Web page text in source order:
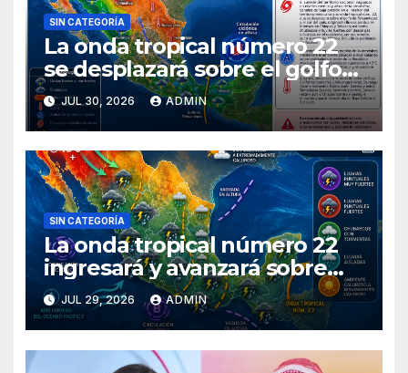
SIN CATEGORÍA
La onda tropical número 22
se desplazará sobre el golfo
de Tehuantepec y el sur del
país
JUL 30, 2026 ADMIN
SIN CATEGORÍA
La onda tropical número 22
ingresará y avanzará sobre
México
JUL 29, 2026 ADMIN